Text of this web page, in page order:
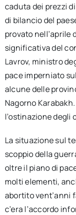
caduta dei prezzi
di bilancio del
provato nell’aprile
significativa del
Lavrov, ministro
pace imperniato
alcune delle
Nagorno
l’ostinazione degli
La situazione sul
scoppio della
oltre il piano di
molti elementi,
abortito vent’anni
c’era l’accordo